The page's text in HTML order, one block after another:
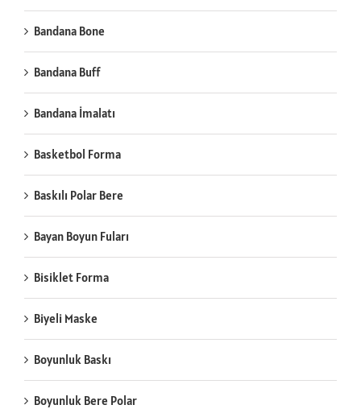
Bandana Bone
Bandana Buff
Bandana İmalatı
Basketbol Forma
Baskılı Polar Bere
Bayan Boyun Fuları
Bisiklet Forma
Biyeli Maske
Boyunluk Baskı
Boyunluk Bere Polar